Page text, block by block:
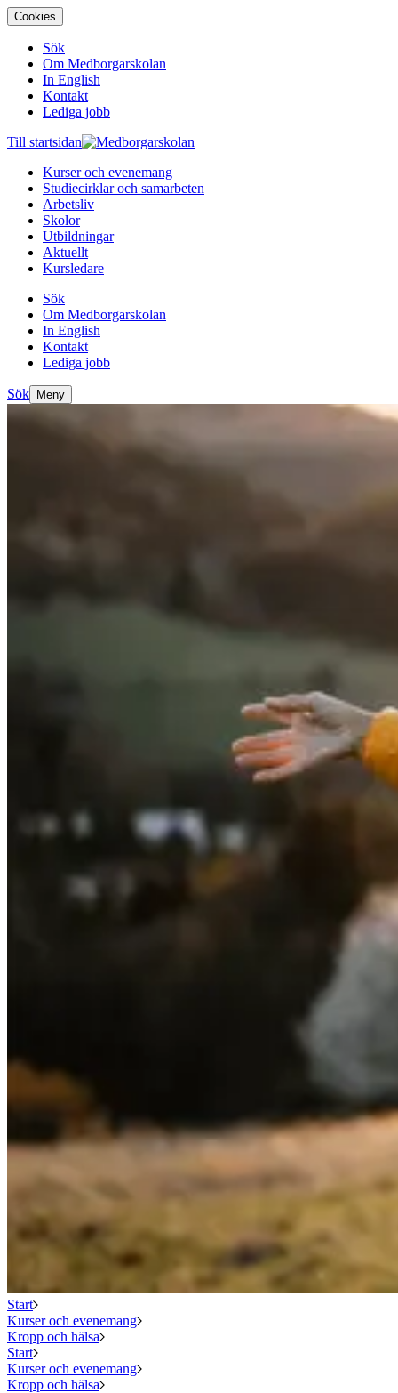
Cookies
Sök
Om Medborgarskolan
In English
Kontakt
Lediga jobb
Till startsidan
Kurser och evenemang
Studiecirklar och samarbeten
Arbetsliv
Skolor
Utbildningar
Aktuellt
Kursledare
Sök
Om Medborgarskolan
In English
Kontakt
Lediga jobb
Sök Meny
Start
Kurser och evenemang
Kropp och hälsa
Start
Kurser och evenemang
Kropp och hälsa